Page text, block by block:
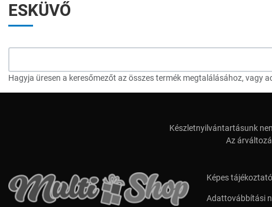
ESKÜVŐ
Hagyja üresen a keresőmezőt az összes termék megtalálásához, vagy
Készletnyilvántartásunk
Az
Képes tájékoztató
Adattovábbítási